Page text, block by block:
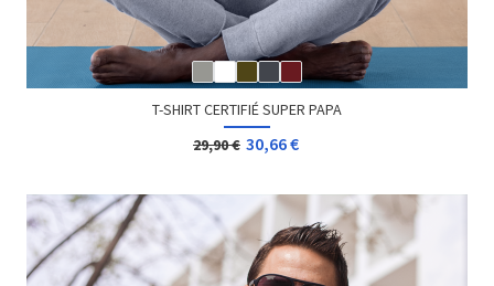
T-SHIRT CERTIFIÉ SUPER PAPA
29,90 € 30,66 €